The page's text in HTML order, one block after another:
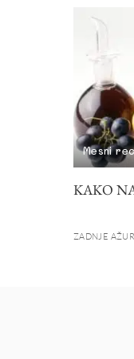
Mesni
KAKO
ZADNJE